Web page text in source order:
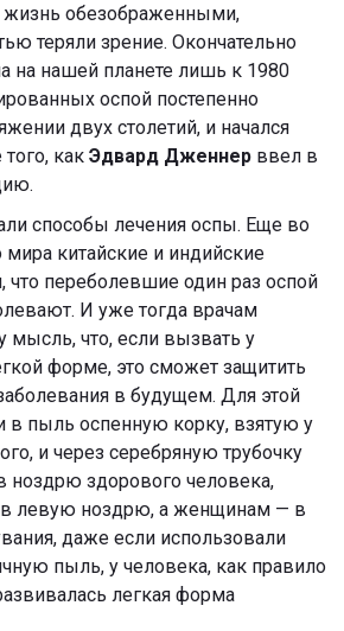
жизнь обезображенными,
теряли зрение. Окончательно
на нашей планете лишь к 1980
оспой постепенно
двух столетий, и начался
как Эдвард Дженнер ввел в
способы лечения оспы. Еще во
китайские и индийские
что переболевшие один раз оспой
И уже тогда врачам
мысль, что, если вызвать у
форме, это сможет защитить
в будущем. Для этой
в пыль оспенную корку, взятую у
и через серебряную трубочку
ноздрю здорового человека,
левую ноздрю, а женщинам — в
даже если использовали
пыль, у человека, как правило
легкая форма